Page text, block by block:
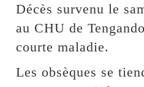
Décès survenu le
au CHU de
courte maladie.
Les obsèques se